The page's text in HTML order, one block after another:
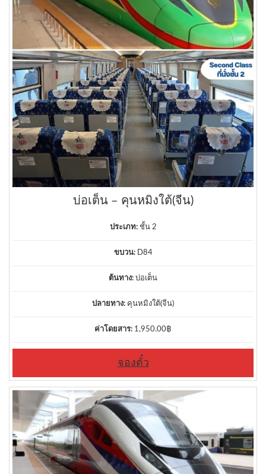
บ่อเต็น – คุนหมิงใต้(จีน)
ประเภท: ชั้น 2
ขบวน: D84
ต้นทาง: บ่อเต็น
ปลายทาง: คุนหมิงใต้(จีน)
ค่าโดยสาร: 1,950.00฿
จองตั๋ว